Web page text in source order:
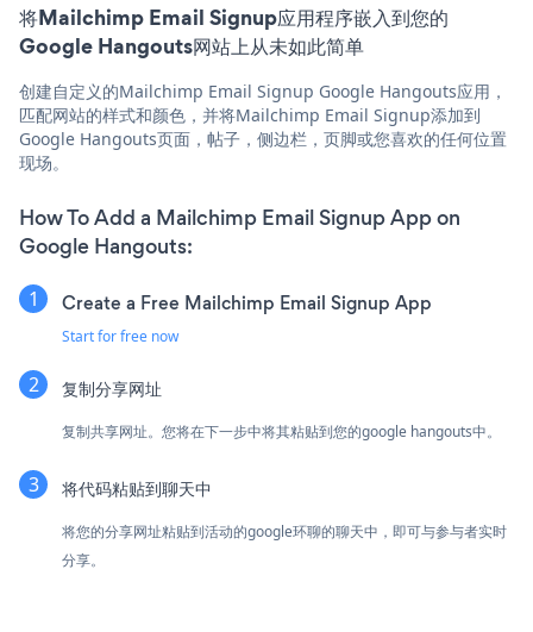
将Mailchimp Email Signup应用程序嵌入到您的
Google Hangouts网站上从未如此简单
创建自定义的Mailchimp Email Signup Google Hangouts应用，
匹配网站的样式和颜色，并将Mailchimp Email Signup添加到
Google Hangouts页面，帖子，侧边栏，页脚或您喜欢的任何位置
现场。
How To Add a Mailchimp Email Signup App on
Google Hangouts:
Create a Free Mailchimp Email Signup App
Start for free now
复制分享网址
复制共享网址。您将在下一步中将其粘贴到您的google hangouts中。
将代码粘贴到聊天中
将您的分享网址粘贴到活动的google环聊的聊天中，即可与参与者实时
分享。